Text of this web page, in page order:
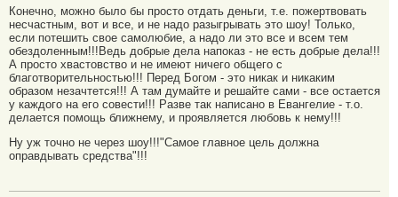
Конечно, можно было бы просто отдать деньги, т.е. пожертвовать
несчастным, вот и все, и не надо разыгрывать это шоу! Только,
если потешить свое самолюбие, а надо ли это все и всем тем
обездоленным!!!Ведь добрые дела напоказ - не есть добрые дела!!!
А просто хвастовство и не имеют ничего общего с
благотворительностью!!! Перед Богом - это никак и никаким
образом незачтется!!! А там думайте и решайте сами - все остается
у каждого на его совести!!! Разве так написано в Евангелие - т.о.
делается помощь ближнему, и проявляется любовь к нему!!!
Ну уж точно не через шоу!!!"Самое главное цель должна
оправдывать средства"!!!